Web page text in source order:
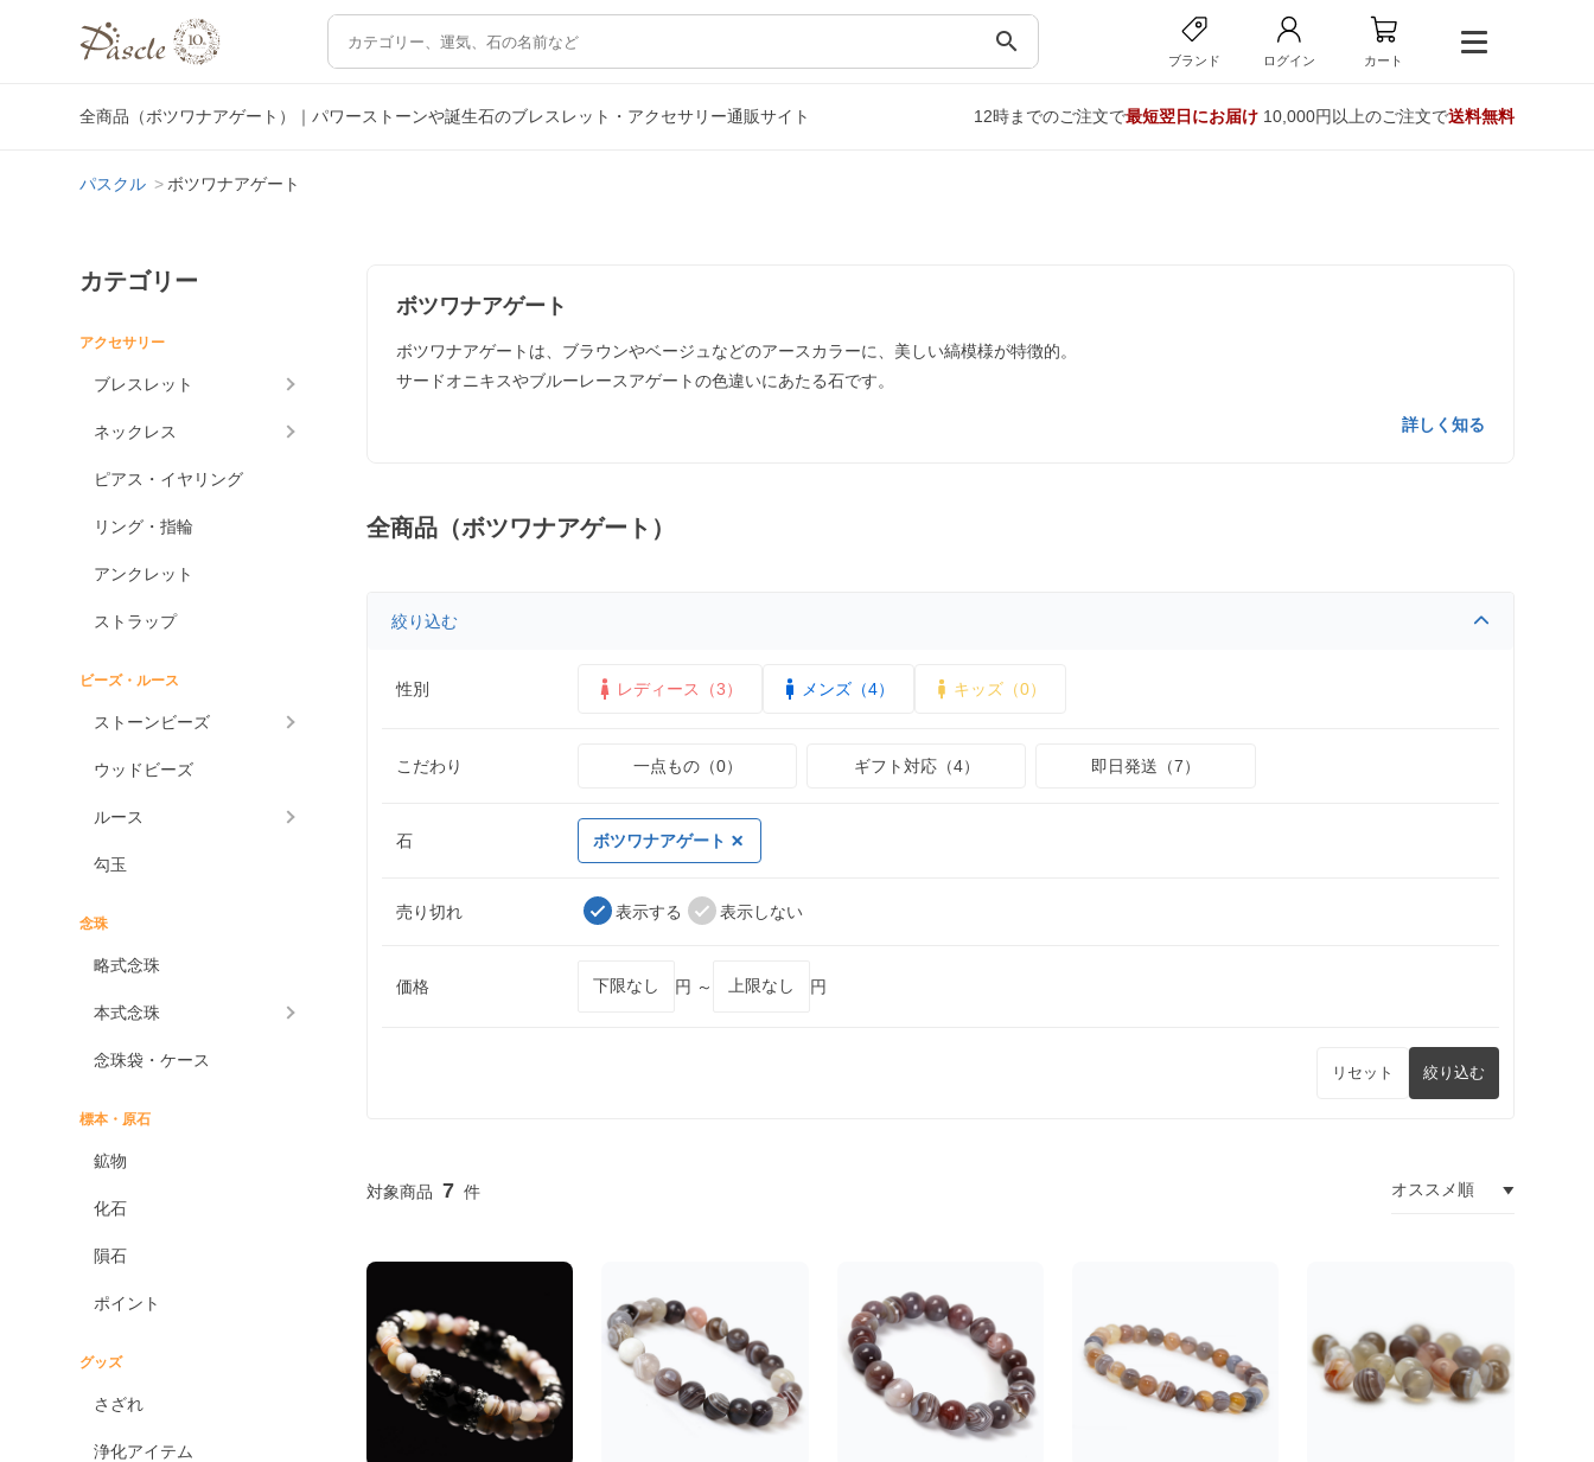
search
ブランド ログイン カート
全商品（ボツワナアゲート）｜パワーストーンや誕生石のブレスレット・アクセサリー通販サイト 12時までのご注文で最短翌日にお届け10,000円以上のご注文で送料無料
パスクル ボツワナアゲート
カテゴリー
アクセサリー
ブレスレット
ネックレス
ピアス・イヤリング
リング・指輪
アンクレット
ストラップ
ビーズ・ルース
ストーンビーズ
ウッドビーズ
ルース
勾玉
念珠
略式念珠
本式念珠
念珠袋・ケース
標本・原石
鉱物
化石
隕石
ポイント
グッズ
さざれ
浄化アイテム
ボツワナアゲート
ボツワナアゲートは、ブラウンやベージュなどのアースカラーに、美しい縞模様が特徴的。
サードオニキスやブルーレースアゲートの色違いにあたる石です。
詳しく知る
全商品（ボツワナアゲート）
絞り込む
性別 レディース（3） メンズ（4） キッズ（0）
こだわり 一点もの（0） ギフト対応（4） 即日発送（7）
石 ボツワナアゲート
売り切れ 表示する 表示しない
価格 円 ～ 円
リセット 絞り込む
7